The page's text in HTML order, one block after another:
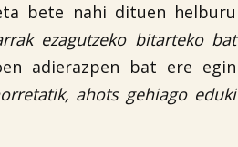
bete nahi dituen helburu
ezagutzeko bitarteko bat
adierazpen bat ere egin
ahots gehiago eduki